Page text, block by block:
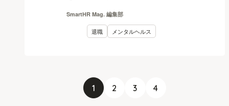
SmartHR Mag. 編集部
退職 メンタルヘルス
1 2 3 4